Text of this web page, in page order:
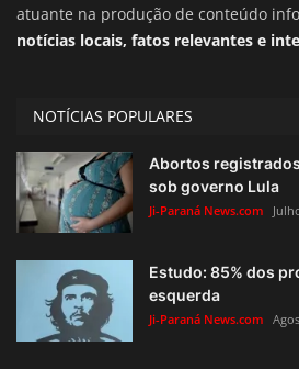
atuante na produção de conteúdo
notícias locais, fatos relevantes e
NOTÍCIAS POPULARES
Abortos
sob governo Lula
Ji-Paraná News.com
Estudo: 85% dos
esquerda
Ji-Paraná News.com